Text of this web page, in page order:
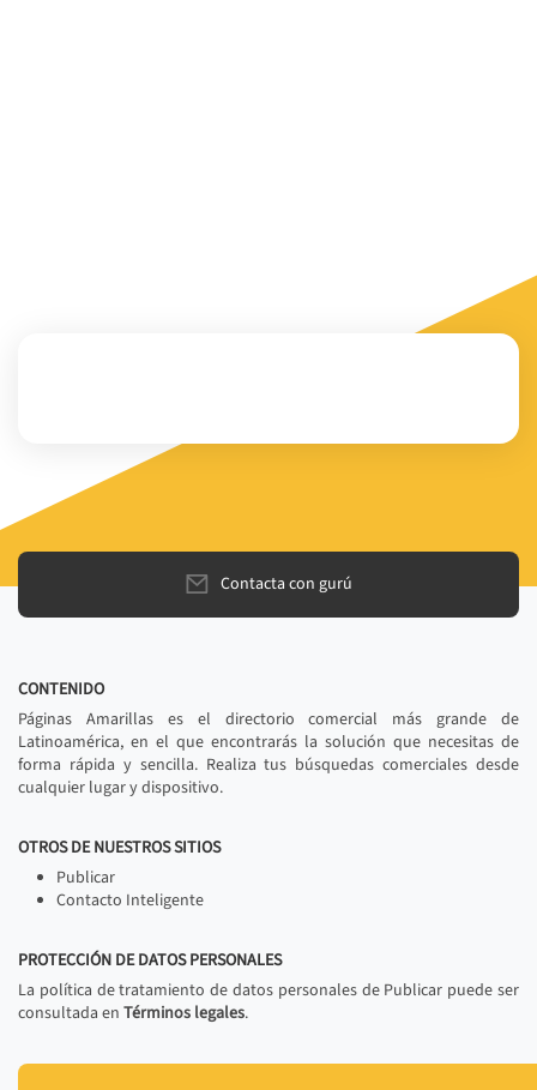
Contacta con gurú
CONTENIDO
Páginas Amarillas es el directorio comercial más grande de
Latinoamérica, en el que encontrarás la solución que necesitas de
forma rápida y sencilla. Realiza tus búsquedas comerciales desde
cualquier lugar y dispositivo.
OTROS DE NUESTROS SITIOS
Publicar
Contacto Inteligente
PROTECCIÓN DE DATOS PERSONALES
La política de tratamiento de datos personales de Publicar puede ser
consultada en Términos legales.